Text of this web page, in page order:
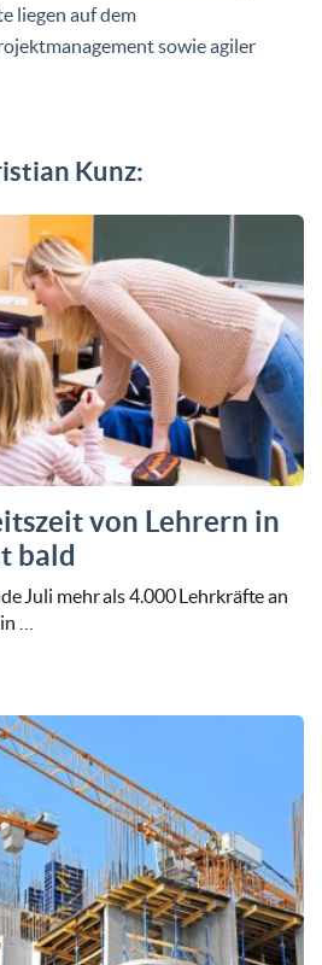
liegen auf dem
sowie agiler
Kunz:
von Lehrern in
bald
Juli mehr als 4.000 Lehrkräfte an
…